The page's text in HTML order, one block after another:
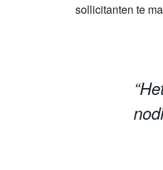
sollicitanten te